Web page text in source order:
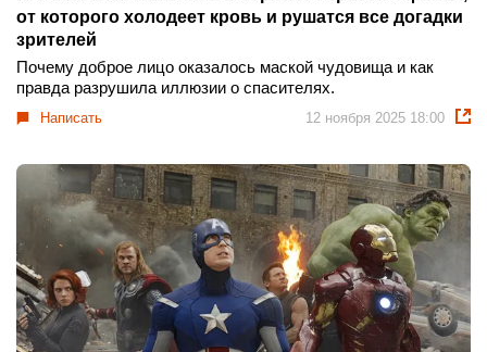
от которого холодеет кровь и рушатся все догадки
зрителей
Почему доброе лицо оказалось маской чудовища и как
правда разрушила иллюзии о спасителях.
Написать 12 ноября 2025 18:00